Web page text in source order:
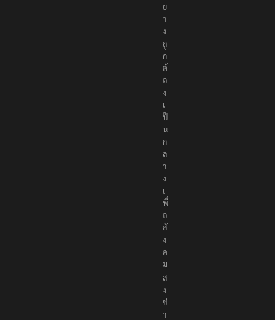
อ
ย่
า
ง
ถู
ก
ต้
อ
ง
เ
ป็
น
ก
ล
า
ง
เ
พื่
อ
สั
ง
ค
ม
ส่
ง
ข่